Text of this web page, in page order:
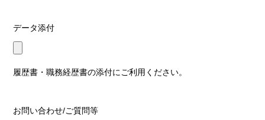
データ添付
履歴書・職務経歴書の添付にご利用ください。
お問い合わせ/ご質問等